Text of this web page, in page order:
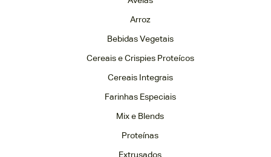
Arroz
Bebidas Vegetais
Cereais e Crispies Proteícos
Cereais Integrais
Farinhas Especiais
Mix e Blends
Proteínas
Extrusados